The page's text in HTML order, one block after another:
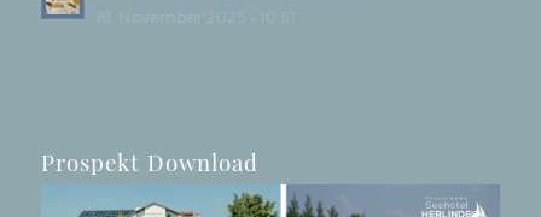
19. November 2025 - 10:51
Prospekt Download